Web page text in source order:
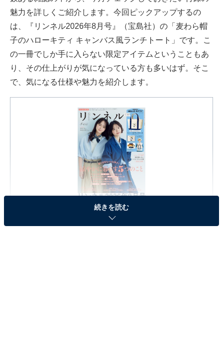
魅力を詳しくご紹介します。今回ピックアップするの
は、『リンネル2026年8月号』（宝島社）の「麦わら帽
子のハローキティ キャンバス風ランチトート」です。こ
の一冊でしか手に入らない限定アイテムということもあ
り、その仕上がりが気になっている方も多いはず。そこ
で、気になる仕様や魅力を紹介します。
リンネル2026年8月号
Amazonで見る
続きを読む